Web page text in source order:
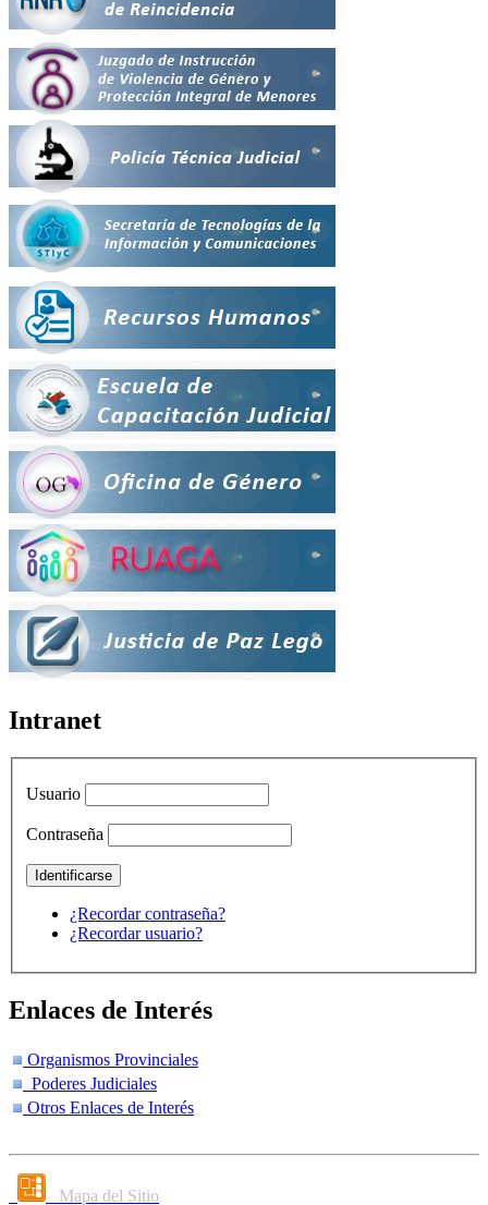
Intranet
Usuario
Contraseña
¿Recordar contraseña?
¿Recordar usuario?
Enlaces de Interés
Organismos Provinciales
Poderes Judiciales
Otros Enlaces de Interés
Mapa del Sitio